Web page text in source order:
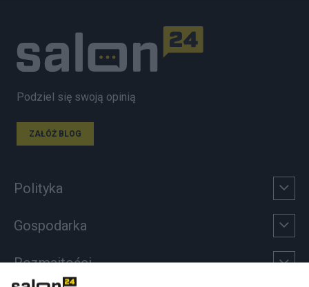
Podziel się swoją opinią
ZAŁÓŻ BLOG
Polityka
Gospodarka
Rozmaitości